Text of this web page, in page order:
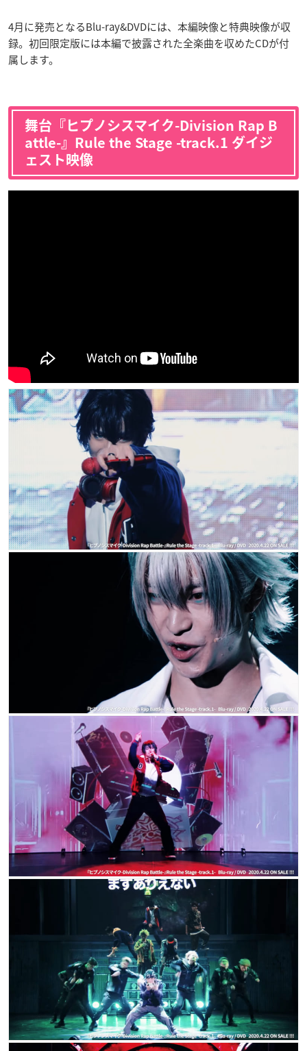
4月に発売となるBlu-ray&DVDには、本編映像と特典映像が収
録。初回限定版には本編で披露された全楽曲を収めたCDが付
属します。
舞台『ヒプノシスマイク-Division Rap B
attle-』Rule the Stage -track.1 ダイジ
ェスト映像